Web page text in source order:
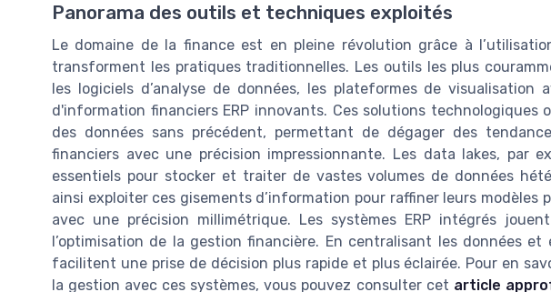
Panorama des outils et techniques exploités
Le domaine de la finance est en pleine révolution grâce à
transforment les pratiques traditionnelles. Les outils les plus
les logiciels d’analyse de données, les plateformes de visualisation
d'information financiers ERP innovants. Ces solutions
des données sans précédent, permettant de dégager des
financiers avec une précision impressionnante. Les data lakes, par
essentiels pour stocker et traiter de vastes volumes de données
ainsi exploiter ces gisements d’information pour raffiner leurs
avec une précision millimétrique. Les systèmes ERP intégrés
l’optimisation de la gestion financière. En centralisant les données
facilitent une prise de décision plus rapide et plus éclairée. Pour en
la gestion avec ces systèmes, vous pouvez consulter cet article